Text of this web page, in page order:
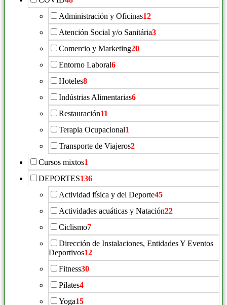
Administración y Oficinas12
Atención Social y/o Sanitária3
Comercio y Marketing20
Entorno Laboral6
Hoteles8
Indústrias Alimentarias6
Restauración11
Terapia Ocupacional1
Transporte de Viajeros2
Cursos mixtos1
DEPORTES136
Actividad física y del Deporte45
Actividades acuáticas y Natación22
Ciclismo7
Dirección de Instalaciones, Entidades Y Eventos
Deportivos12
Fitness30
Pilates4
Yoga15